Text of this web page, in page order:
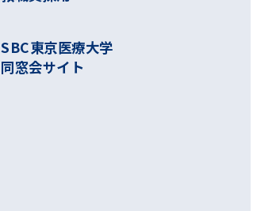
SBC東京医療大学
同窓会サイト